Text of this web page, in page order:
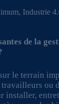
, Industrie
de la
le terrain
ou
installer,